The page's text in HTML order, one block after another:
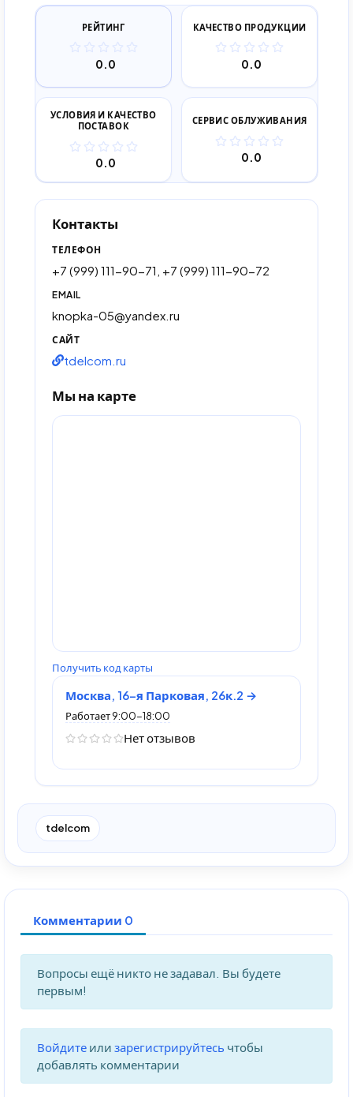
РЕЙТИНГ
0.0
КАЧЕСТВО ПРОДУКЦИИ
0.0
УСЛОВИЯ И КАЧЕСТВО
ПОСТАВОК
0.0
СЕРВИС ОБЛУЖИВАНИЯ
0.0
Контакты
ТЕЛЕФОН
+7 (999) 111-90-71, +7 (999) 111-90-72
EMAIL
knopka-05@yandex.ru
САЙТ
tdelcom.ru
Мы на карте
Москва, 16-я Парковая, 26к.2
Работает 9:00-18:00
Нет отзывов
Получить код карты
tdelcom
Комментарии 0
Вопросы ещё никто не задавал. Вы будете
первым!
Войдите или зарегистрируйтесь чтобы
добавлять комментарии